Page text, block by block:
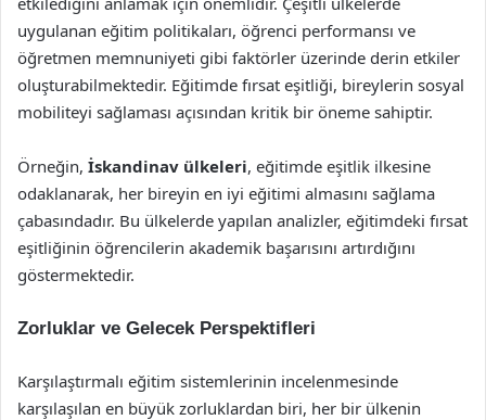
uygulanan eğitim politikaları, öğrenci performansı ve
öğretmen memnuniyeti gibi faktörler üzerinde derin etkiler
oluşturabilmektedir. Eğitimde fırsat eşitliği, bireylerin sosyal
mobiliteyi sağlaması açısından kritik bir öneme sahiptir.
Örneğin, İskandinav ülkeleri, eğitimde eşitlik ilkesine
odaklanarak, her bireyin en iyi eğitimi almasını sağlama
çabasındadır. Bu ülkelerde yapılan analizler, eğitimdeki fırsat
eşitliğinin öğrencilerin akademik başarısını artırdığını
göstermektedir.
Zorluklar ve Gelecek Perspektifleri
Karşılaştırmalı eğitim sistemlerinin incelenmesinde
karşılaşılan en büyük zorluklardan biri, her bir ülkenin